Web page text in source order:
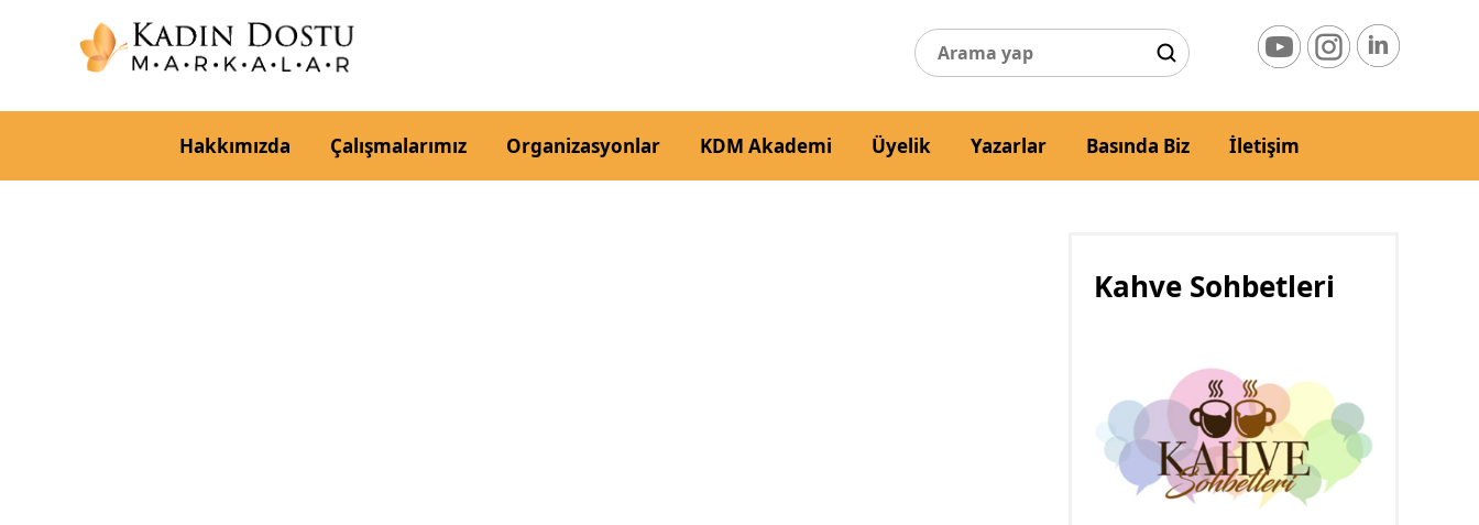
Hakkımızda Çalışmalarımız Organizasyonlar KDM Akademi Üyelik Yazarlar Basında Biz İletişim
Kahve Sohbetleri